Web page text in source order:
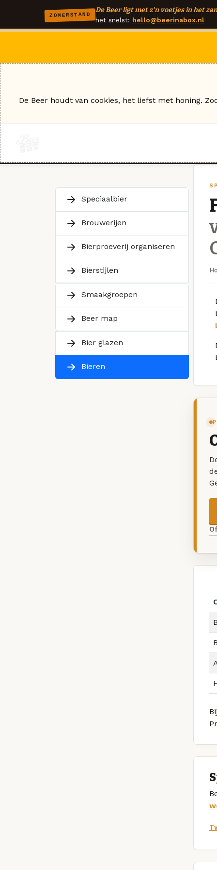
ZOMERSTAND
De Beer ligt met z'n voetjes in het
het snelst: hello@beerinabox.nl
Speciaalbier
Brouwerijen
Bierproeverij organiseren
Bierstijlen
Smaakgroepen
Beer map
Bier glazen
Bieren
De Beer houdt van cookies, het liefst met honing.